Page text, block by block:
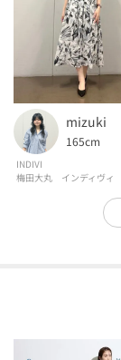
【生地詳細】
透け感：ややあり
伸縮性：ややあり
生地の厚み：普通
裏地：なし
洗濯方法：洗濯機洗い
mizuki
165cm
INDIVI
梅田大丸 インディヴィ